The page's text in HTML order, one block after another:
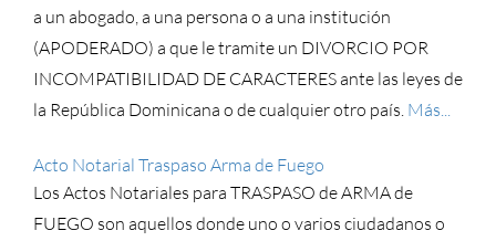
a un abogado, a una persona o a una institución
(APODERADO) a que le tramite un DIVORCIO POR
INCOMPATIBILIDAD DE CARACTERES ante las leyes de
la República Dominicana o de cualquier otro país. Más...
Acto Notarial Traspaso Arma de Fuego
Los Actos Notariales para TRASPASO de ARMA de
FUEGO son aquellos donde uno o varios ciudadanos o